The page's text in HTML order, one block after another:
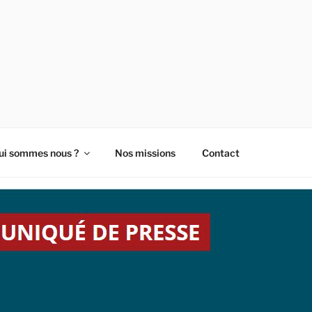
sommes nous ? Nos missions Contact